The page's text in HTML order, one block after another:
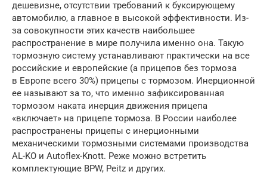
дешевизне, отсутствии требований к буксирующему
автомобилю, а главное в высокой эффективности. Из-
за совокупности этих качеств наибольшее
распространение в мире получила именно она. Такую
тормозную систему устанавливают практически на все
российские и европейские (а прицепов без тормоза
в Европе всего 30%) прицепы с тормозом. Инерционной
ее называют за то, что именно зафиксированная
тормозом наката инерция движения прицепа
«включает» на прицепе тормоза. В России наиболее
распространены прицепы с инерционными
механическими тормозными системами производства
AL-KO и Autoflex-Knott. Реже можно встретить
комплектующие BPW, Peitz и других.